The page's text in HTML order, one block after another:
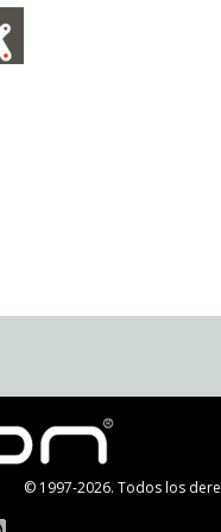
© 1997-2026. Todos los